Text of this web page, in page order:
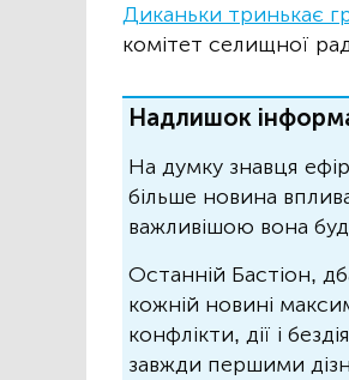
Диканьки тринькає
комітет селищної
Надлишок
На думку знавця
більше новина
важливішою вона
Останній Бастіон,
кожній новині
конфлікти, дії і
завжди першими